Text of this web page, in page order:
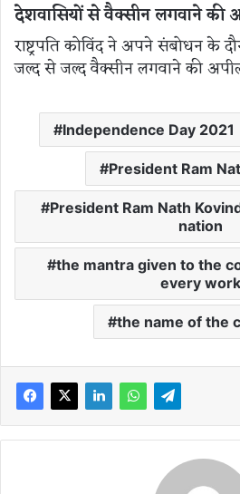
देशवासियों से वैक्सीन लगवाने की
राष्ट्रपति कोविंद ने अपने संबोधन के
जल्द से जल्द वैक्सीन लगवाने की
Independence Day 2021
President Ram
President Ram Nath
nation
the mantra given to the
every work
the name of the